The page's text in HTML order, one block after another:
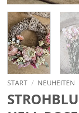
START / NEUHEITEN